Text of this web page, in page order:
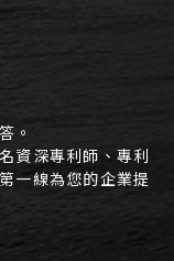
。
資深專利師、專利
一線為您的企業提